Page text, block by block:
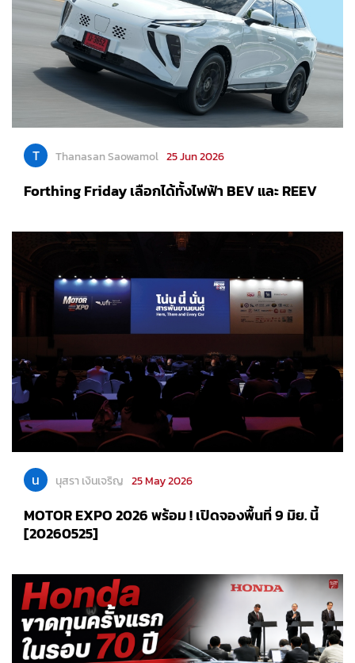
T Thanasan Saowamol 25 Jun 2026
Forthing Friday เลือกได้ทั้งไฟฟ้า BEV และ REEV
น นุสรา เงินเจริญ 25 May 2026
MOTOR EXPO 2026 พร้อม ! เปิดจองพื้นที่ 9 มิย. นี้
[20260525]